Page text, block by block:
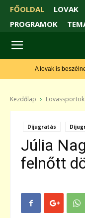
FŐOLDAL LOVAK
PROGRAMOK
A lovak is
Kezdőlap Lovassportok
Díjugratás
Júlia
felnőtt